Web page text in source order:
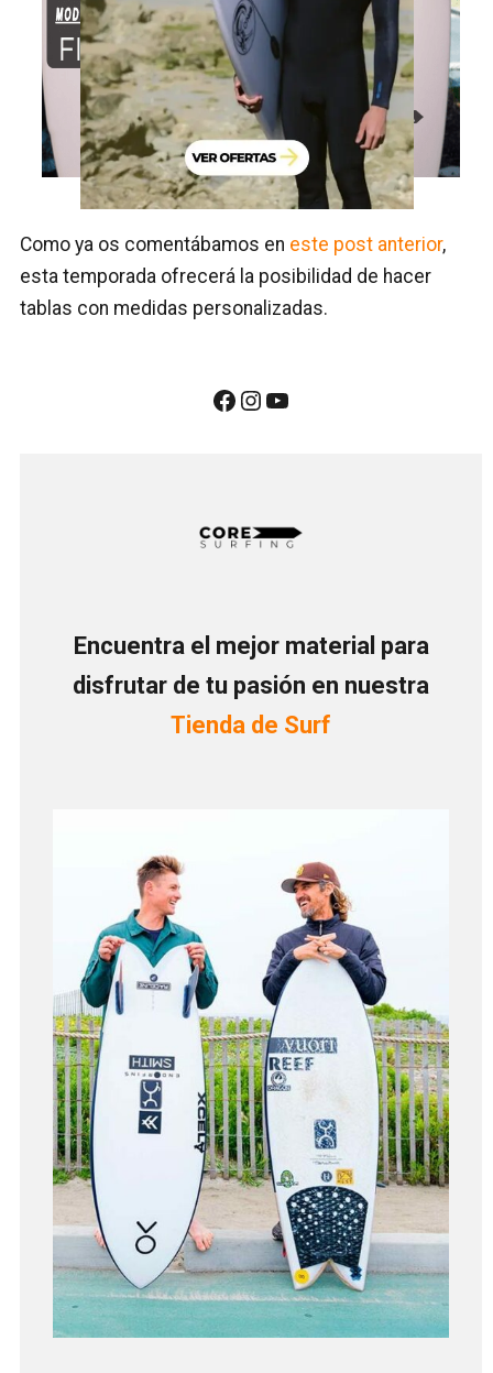
Como ya os comentábamos en este post anterior,
esta temporada ofrecerá la posibilidad de hacer
tablas con medidas personalizadas.
Encuentra el mejor material para
disfrutar de tu pasión en nuestra
Tienda de Surf